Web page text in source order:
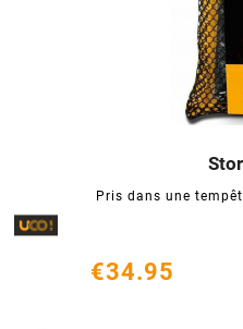
Pris dans une

€34.95